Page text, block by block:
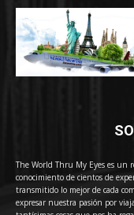
The World Thru My Eyes es un
conocimiento de cientos de
transmitido lo mejor de cada
expresar nuestra pasión por